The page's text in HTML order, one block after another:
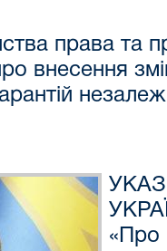
права та
внесення
«Про